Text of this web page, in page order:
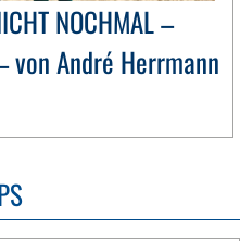
NOCHMAL –
André Herrmann